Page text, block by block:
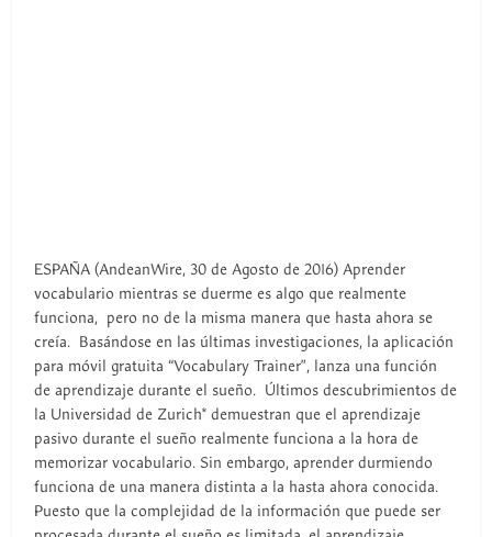
ESPAÑA (AndeanWire, 30 de Agosto de 2016) Aprender
vocabulario mientras se duerme es algo que realmente
funciona, pero no de la misma manera que hasta ahora se
creía. Basándose en las últimas investigaciones, la aplicación
para móvil gratuita “Vocabulary Trainer”, lanza una función
de aprendizaje durante el sueño. Últimos descubrimientos de
la Universidad de Zurich* demuestran que el aprendizaje
pasivo durante el sueño realmente funciona a la hora de
memorizar vocabulario. Sin embargo, aprender durmiendo
funciona de una manera distinta a la hasta ahora conocida.
Puesto que la complejidad de la información que puede ser